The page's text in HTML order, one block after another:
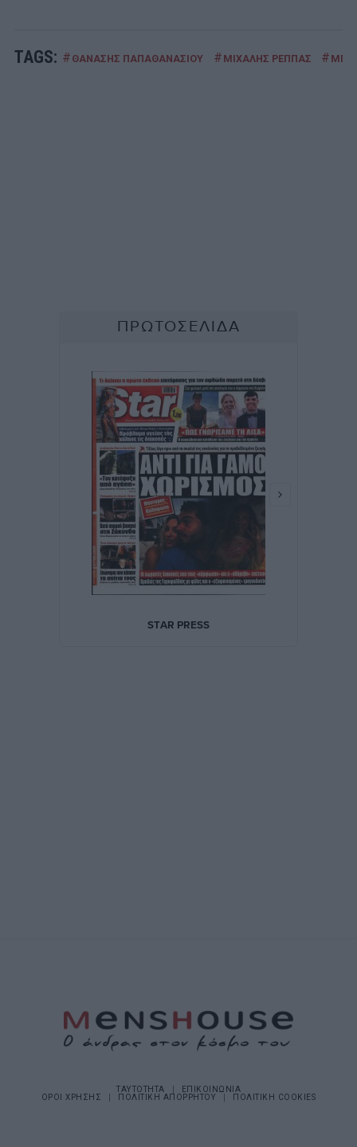
TAGS: # ΘΑΝΑΣΗΣ ΠΑΠΑΘΑΝΑΣΙΟΥ # ΜΙΧΑΛΗΣ ΡΕΠΠΑΣ #
ΤΑΥΤΟΤΗΤΑ
ΕΠΙΚΟΙΝΩΝΙΑ
ΟΡΟΙ ΧΡΗΣΗΣ
ΠΟΛΙΤΙΚΗ ΑΠΟΡΡΗΤΟΥ ΠΟΛΙΤΙΚΗ COOKIES